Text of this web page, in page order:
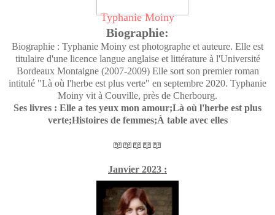
Typhanie Moiny
Biographie:
Biographie : Typhanie Moiny est photographe et auteure. Elle est
titulaire d'une licence langue anglaise et littérature à l'Université
Bordeaux Montaigne (2007-2009) Elle sort son premier roman
intitulé "Là où l'herbe est plus verte" en septembre 2020. Typhanie
Moiny vit à Couville, près de Cherbourg.
Ses livres : Elle a tes yeux mon amour;Là où l'herbe est plus
verte;Histoires de femmes;À table avec elles
📖📖📖📖📖
Janvier 2023 :